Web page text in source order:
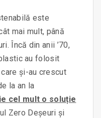
este
mai mult, până
Încă din anii ’70,
au folosit
și-au crescut
la an la
cel mult o soluție
Zero Deșeuri și